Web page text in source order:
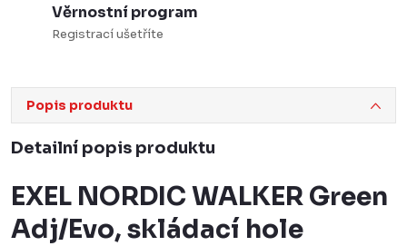
Věrnostní program
Registrací ušetříte
Popis produktu
Detailní popis produktu
EXEL NORDIC WALKER Green
Adj/Evo, skládací hole